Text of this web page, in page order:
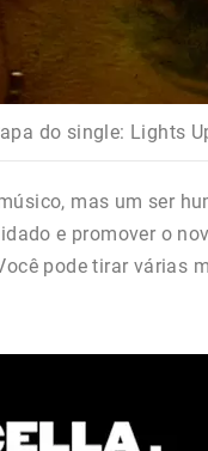
do single: Lights
mas um ser
e promover o
pode tirar várias